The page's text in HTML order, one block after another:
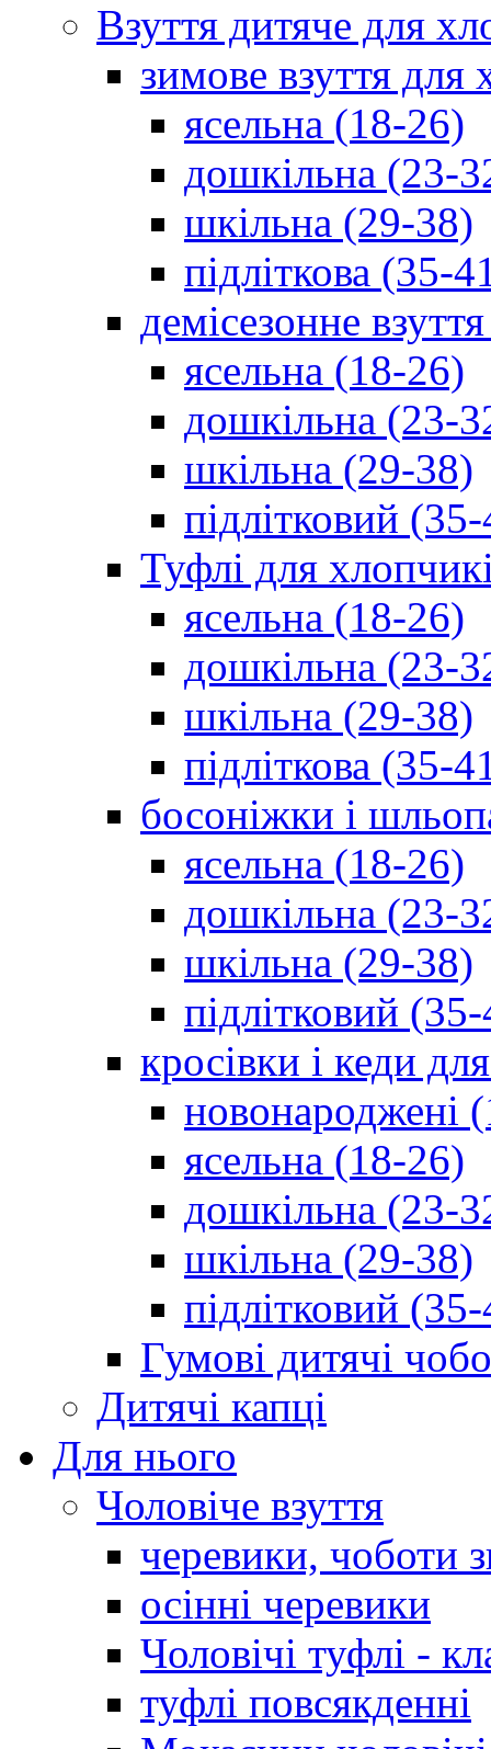
Взуття дитяче для
зимове взуття для
ясельна (18-26)
дошкільна (23-
шкільна (29-38)
підліткова (35-
демісезонне
ясельна (18-26)
дошкільна (23-
шкільна (29-38)
підлітковий
Туфлі для
ясельна (18-26)
дошкільна (23-
шкільна (29-38)
підліткова (35-
босоніжки і
ясельна (18-26)
дошкільна (23-
шкільна (29-38)
підлітковий
кросівки і кеди
новонароджені
ясельна (18-26)
дошкільна (23-
шкільна (29-38)
підлітковий
Гумові дитячі
Дитячі капці
Для нього
Чоловіче взуття
черевики, чоботи
осінні черевики
Чоловічі туфлі -
туфлі повсякденні